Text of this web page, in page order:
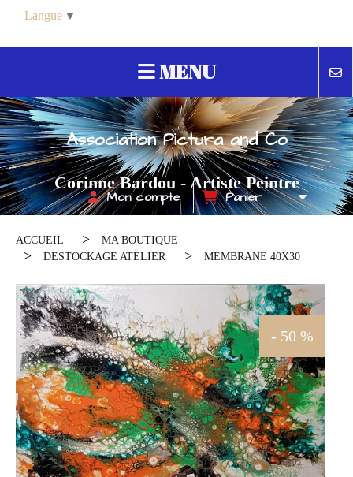
Association Pictura and Co
Corinne Bardou - Artiste Peintre
Mon compte Panier
MENU
ACCUEIL
MA BOUTIQUE
DESTOCKAGE ATELIER
MEMBRANE 40X30
- 50 %
Langue ▼